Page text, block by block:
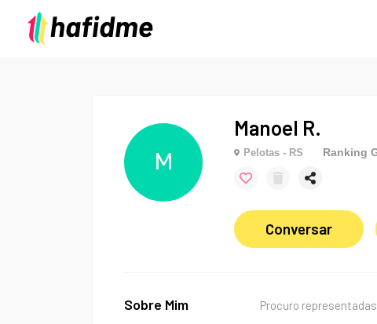
M
Manoel R.
Pelotas - RS Ranking
Conversar
Sobre Mim Procuro